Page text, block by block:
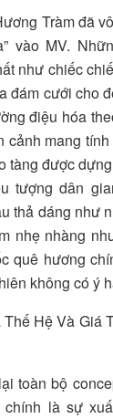
Tràm đã
vào MV.
như chiếc
đám cưới cho
điệu hóa
mang
tàng được
tượng dân
thả dáng như
nhẹ nhàng
quê hương
không có ý
Hệ Và Giá
toàn bộ
chính là sự